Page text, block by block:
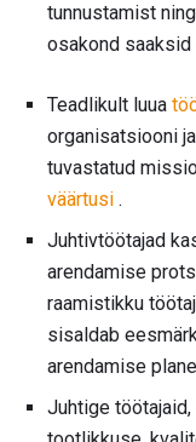
tunnustamist
osakond saaksid
Teadlikult luua
organisatsiooni
tuvastatud
väärtusi .
Juhtivtöötajad
arendamise
raamistikku
sisaldab
arendamise
Juhtige